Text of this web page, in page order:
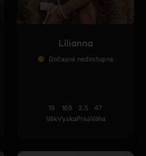
Lilianna
Dočasně nedostupné
19
Věk
168
Vyska
2.5
Prsa
47
Váha